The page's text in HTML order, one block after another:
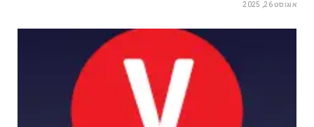
אוגוסט 26, 2025